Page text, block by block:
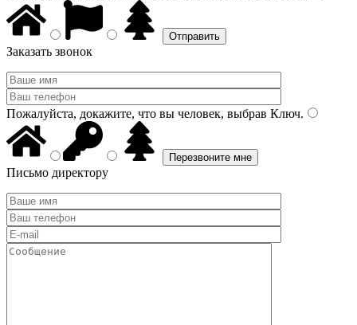
Заказать звонок
Пожалуйста, докажите, что вы человек, выбрав Ключ.
Письмо директору